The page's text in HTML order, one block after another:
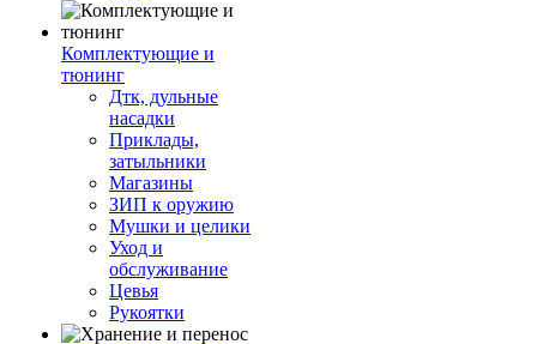
Комплектующие и
тюнинг
Дтк, дульные
насадки
Приклады,
затыльники
Магазины
ЗИП к оружию
Мушки и целики
Уход и
обслуживание
Цевья
Рукоятки